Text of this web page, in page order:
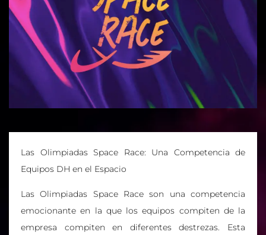
Las Olimpiadas Space Race: Una Competencia de
Equipos DH en el Espacio
Las Olimpiadas Space Race son una competencia
emocionante en la que los equipos compiten de la
empresa compiten en diferentes destrezas. Esta